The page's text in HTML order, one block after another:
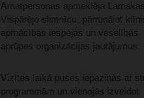
Amatpersonas apmeklēja Larnakas
Vispārējo slimnīcu, pārrunājot
apmācības iespējas un veselības
aprūpes organizācijas jautājumus.
Vizītes laikā puses iepazinās ar
programmām un vienojās izveidot